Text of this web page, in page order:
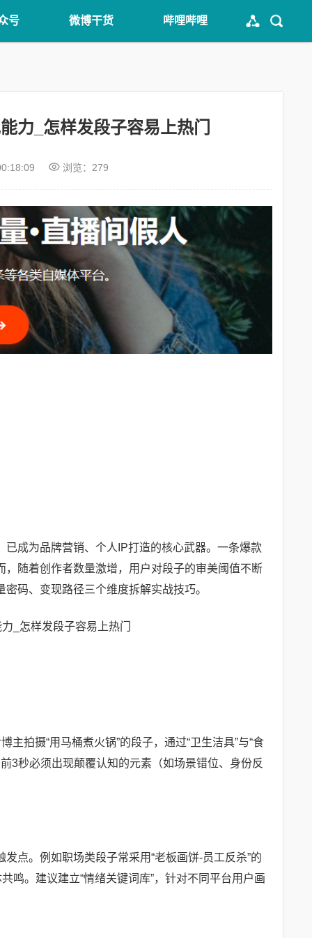
号 微博干货 哔哩哔哩
力_怎样发段子容易上热门
浏览：279
成为品牌营销、个人IP打造的核心武器。一条爆款
随着创作者数量激增，用户对段子的审美阈值不断
码、变现路径三个维度拆解实战技巧。
拍摄“用马桶煮火锅”的段子，通过“卫生洁具”与“食
3秒必须出现颠覆认知的元素（如场景错位、身份反
点。例如职场类段子常采用“老板画饼-员工反杀”的
鸣。建议建立“情绪关键词库”，针对不同平台用户画